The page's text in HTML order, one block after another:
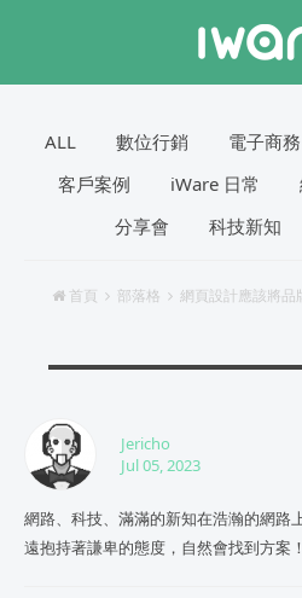
ALL 數位行銷 電子商務
客戶案例
iWare 日常
分享會
科技新知
首頁 部落格 網頁設計應該將品
Jericho
Jul 05, 2023
網路、科技、滿滿的新知在浩瀚的網路
遠抱持著謙卑的態度，自然會找到方案！